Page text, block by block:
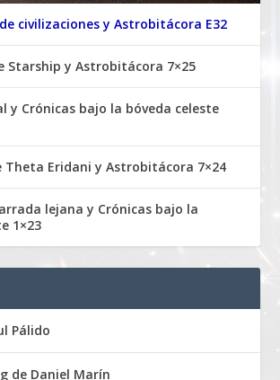
civilizaciones y Astrobitácora E32
Starship y Astrobitácora 7×25
y Crónicas bajo la bóveda celeste
Theta Eridani y Astrobitácora 7×24
lejana y Crónicas bajo la
1×23
Pálido
de Daniel Marín